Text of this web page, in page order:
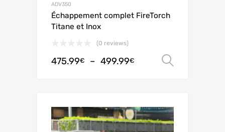
ADV350
Échappement complet FireTorch
Titane et Inox
(0 reviews)
475.99€ – 499.99€